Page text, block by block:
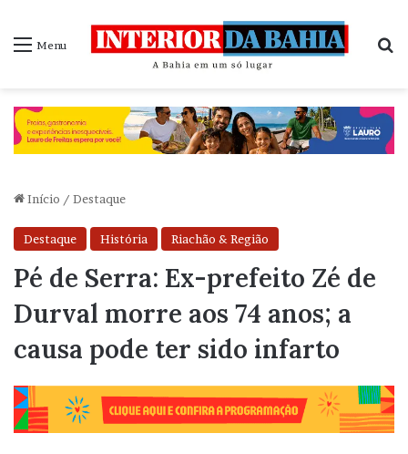
Menu
Início / Destaque
Destaque História Riachão & Região
Pé de Serra: Ex-prefeito Zé de
Durval morre aos 74 anos; a
causa pode ter sido infarto